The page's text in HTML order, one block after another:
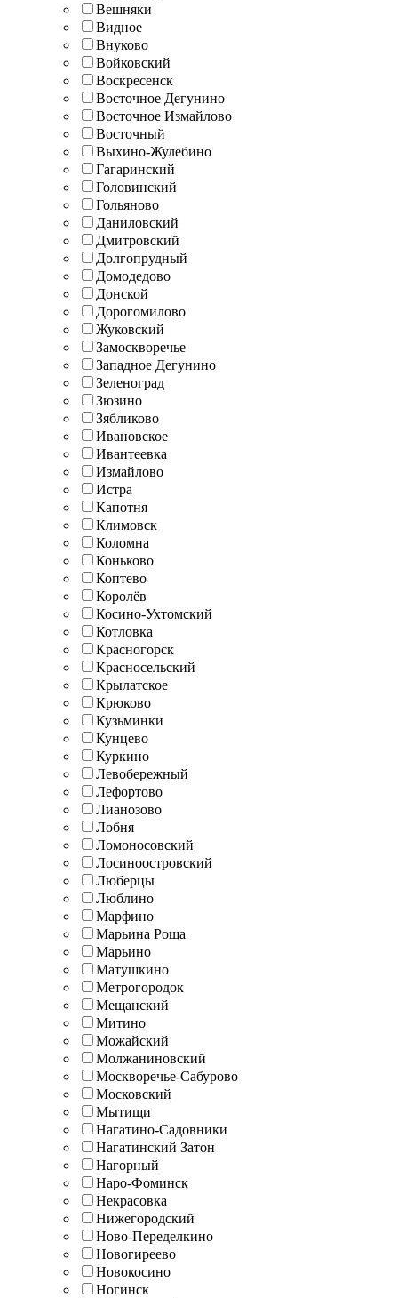
Вешняки
Видное
Внуково
Войковский
Воскресенск
Восточное Дегунино
Восточное Измайлово
Восточный
Выхино-Жулебино
Гагаринский
Головинский
Гольяново
Даниловский
Дмитровский
Долгопрудный
Домодедово
Донской
Дорогомилово
Жуковский
Замоскворечье
Западное Дегунино
Зеленоград
Зюзино
Зябликово
Ивановское
Ивантеевка
Измайлово
Истра
Капотня
Климовск
Коломна
Коньково
Коптево
Королёв
Косино-Ухтомский
Котловка
Красногорск
Красносельский
Крылатское
Крюково
Кузьминки
Кунцево
Куркино
Левобережный
Лефортово
Лианозово
Лобня
Ломоносовский
Лосиноостровский
Люберцы
Люблино
Марфино
Марьина Роща
Марьино
Матушкино
Метрогородок
Мещанский
Митино
Можайский
Молжаниновский
Москворечье-Сабурово
Московский
Мытищи
Нагатино-Садовники
Нагатинский Затон
Нагорный
Наро-Фоминск
Некрасовка
Нижегородский
Ново-Переделкино
Новогиреево
Новокосино
Ногинск